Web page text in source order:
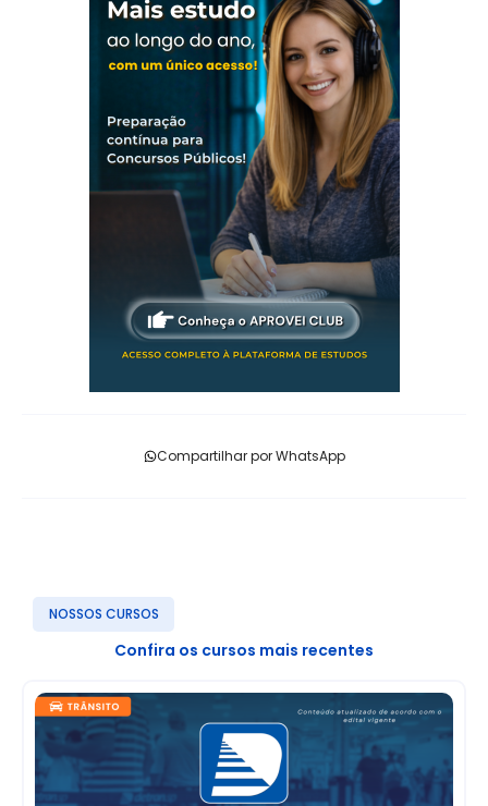
Compartilhar por WhatsApp
NOSSOS CURSOS
Confira os cursos mais recentes